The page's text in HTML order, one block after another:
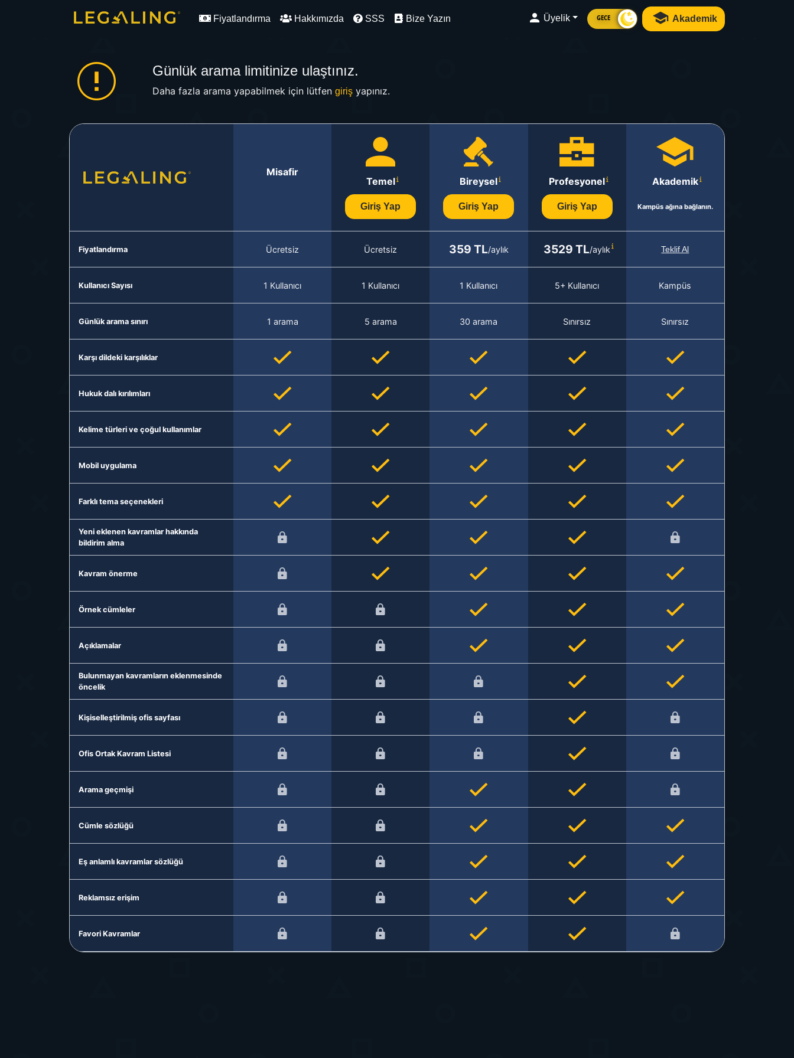
Fiyatlandırma Hakkımızda SSS Bize Yazın Üyelik GECE Akademik
Günlük arama limitinize ulaştınız.
Daha fazla arama yapabilmek için lütfen girişyapınız.
Misafir
Temel
Giriş Yap
Bireysel
Giriş Yap
Profesyonel
Giriş Yap
Akademik
Kampüs ağına bağlanın.
Fiyatlandırma Ücretsiz Ücretsiz 359 TL/aylık 3529 TL/aylık Teklif Al
Kullanıcı Sayısı 1 Kullanıcı 1 Kullanıcı 1 Kullanıcı 5+ Kullanıcı Kampüs
Günlük arama sınırı 1 arama 5 arama 30 arama Sınırsız Sınırsız
Karşı dildeki karşılıklar
Hukuk dalı kırılımları
Kelime türleri ve çoğul kullanımlar
Mobil uygulama
Farklı tema seçenekleri
Yeni eklenen kavramlar hakkında
bildirim alma
Kavram önerme
Örnek cümleler
Açıklamalar
Bulunmayan kavramların eklenmesinde
öncelik
Kişiselleştirilmiş ofis sayfası
Ofis Ortak Kavram Listesi
Arama geçmişi
Cümle sözlüğü
Eş anlamlı kavramlar sözlüğü
Reklamsız erişim
Favori Kavramlar